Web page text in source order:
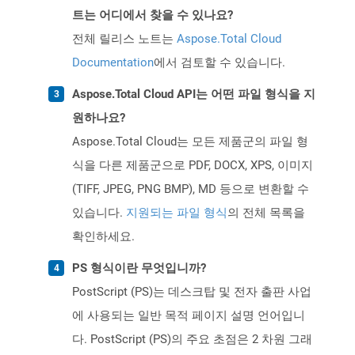
트는 어디에서 찾을 수 있나요?
전체 릴리스 노트는 Aspose.Total Cloud
Documentation에서 검토할 수 있습니다.
Aspose.Total Cloud API는 어떤 파일 형식을 지
원하나요?
Aspose.Total Cloud는 모든 제품군의 파일 형
식을 다른 제품군으로 PDF, DOCX, XPS, 이미지
(TIFF, JPEG, PNG BMP), MD 등으로 변환할 수
있습니다. 지원되는 파일 형식의 전체 목록을
확인하세요.
PS 형식이란 무엇입니까?
PostScript (PS)는 데스크탑 및 전자 출판 사업
에 사용되는 일반 목적 페이지 설명 언어입니
다. PostScript (PS)의 주요 초점은 2 차원 그래